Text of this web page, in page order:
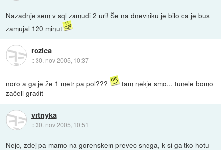
Nazadnje sem v sql zamudi 2 uri! Še na dnevniku je bilo da je bus
zamujal 120 minut
rozica
::30. nov 2005, 10:37
noro a ga je že 1 metr pa pol???
tam nekje smo... tunele bomo
začeli gradit
vrtnyka
::30. nov 2005, 10:51
Nejc, zdej pa mamo na gorenskem prevec snega, k si ga tko hotu